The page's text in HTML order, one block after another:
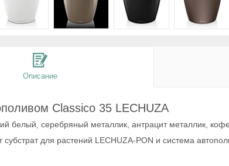
Описание
Classico 35 LECHUZA
белый, серебряный металлик, антрацит металлик,
субстрат для растений LECHUZA-PON и система